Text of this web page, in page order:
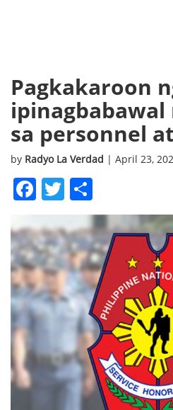
Pagkakaroon
ipinagbabawal
sa personnel
by Radyo La Verdad | April 23,
Facebook
Twitter